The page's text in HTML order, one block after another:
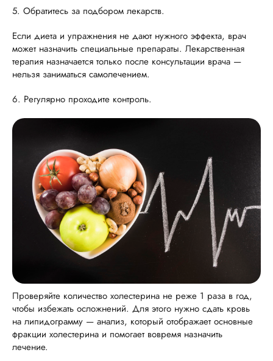
5. Обратитесь за подбором лекарств.
Если диета и упражнения не дают нужного эффекта, врач
может назначить специальные препараты. Лекарственная
терапия назначается только после консультации врача —
нельзя заниматься самолечением.
6. Регулярно проходите контроль.
Проверяйте количество холестерина не реже 1 раза в год,
чтобы избежать осложнений. Для этого нужно сдать кровь
на липидограмму — анализ, который отображает основные
фракции холестерина и помогает вовремя назначить
лечение.